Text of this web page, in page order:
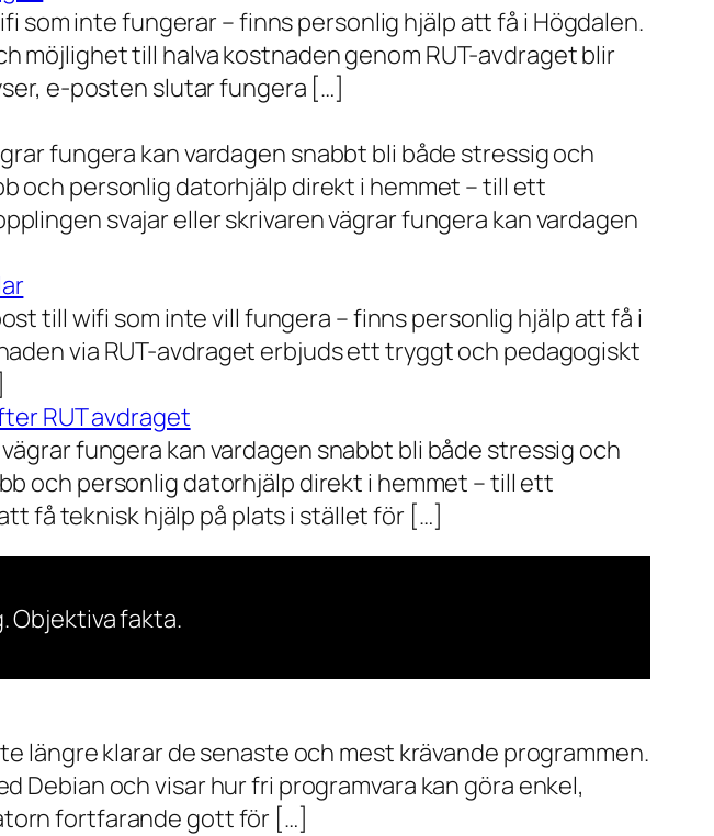
som inte fungerar – finns personlig hjälp att få i Högdalen.
möjlighet till halva kostnaden genom RUT-avdraget blir
e-posten slutar fungera […]
fungera kan vardagen snabbt bli både stressig och
och personlig datorhjälp direkt i hemmet – till ett
svajar eller skrivaren vägrar fungera kan vardagen
till wifi som inte vill fungera – finns personlig hjälp att få i
via RUT-avdraget erbjuds ett tryggt och pedagogiskt
RUT avdraget
fungera kan vardagen snabbt bli både stressig och
och personlig datorhjälp direkt i hemmet – till ett
få teknisk hjälp på plats i stället för […]
Objektiva fakta.
längre klarar de senaste och mest krävande programmen.
Debian och visar hur fri programvara kan göra enkel,
fortfarande gott för […]